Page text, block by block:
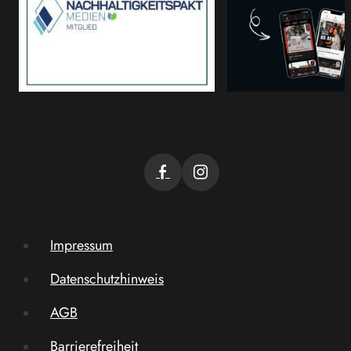
Impressum
Datenschutzhinweis
AGB
Barrierefreiheit